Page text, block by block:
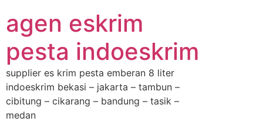
agen eskrim
pesta indoeskrim
supplier es krim pesta emberan 8 liter
indoeskrim bekasi – jakarta – tambun –
cibitung – cikarang – bandung – tasik –
medan